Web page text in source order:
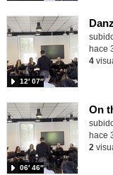
12′ 07″
hace
4
On
06′ 46″
hace
2